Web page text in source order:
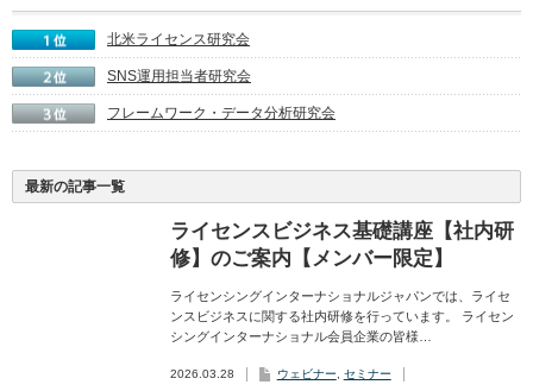
北米ライセンス研究会
SNS運用担当者研究会
フレームワーク・データ分析研究会
最新の記事一覧
ライセンスビジネス基礎講座【社内研
修】のご案内【メンバー限定】
ライセンシングインターナショナルジャパンでは、ライセ
ンスビジネスに関する社内研修を行っています。 ライセン
シングインターナショナル会員企業の皆様…
2026.03.28 ウェビナー セミナー